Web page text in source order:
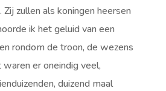
zullen als koningen heersen
ik het geluid van een
rondom de troon, de wezens
er oneindig veel,
duizend maal